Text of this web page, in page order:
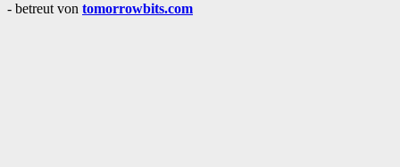
- betreut von tomorrowbits.com